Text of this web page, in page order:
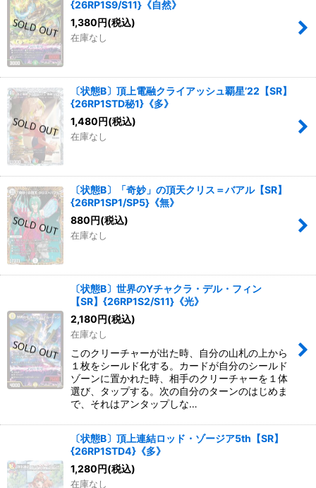
{26RP1S9/S11}《自然》
1,380円(税込)
在庫なし
〔状態B〕頂上電融クライアッシュ覇星’22【SR】
{26RP1STD秘1}《多》
1,480円(税込)
在庫なし
〔状態B〕「奇妙」の頂天クリス＝バアル【SR】
{26RP1SP1/SP5}《無》
880円(税込)
在庫なし
〔状態B〕世界のYチャクラ・デル・フィン
【SR】{26RP1S2/S11}《光》
2,180円(税込)
在庫なし
このクリーチャーが出た時、自分の山札の上から
１枚をシールド化する。カードが自分のシールド
ゾーンに置かれた時、相手のクリーチャーを１体
選び、タップする。次の自分のターンのはじめま
で、それはアンタップしな…
〔状態B〕頂上連結ロッド・ゾージア5th【SR】
{26RP1STD4}《多》
1,280円(税込)
在庫なし